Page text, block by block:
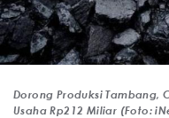
Dorong Produksi Tambang,
Usaha Rp212 Miliar (Foto: